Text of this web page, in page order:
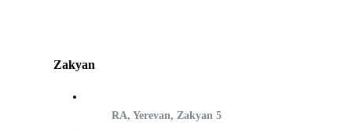
Zakyan
RA, Yerevan, Zakyan 5